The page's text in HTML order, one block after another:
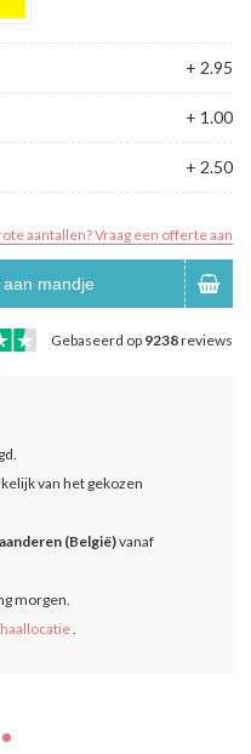
+ 2.95
+ 1.00
+ 2.50
aantallen? Vraag een offerte aan
mandje
Gebaseerd op 9238reviews
van het gekozen
(België)vanaf
morgen.
.